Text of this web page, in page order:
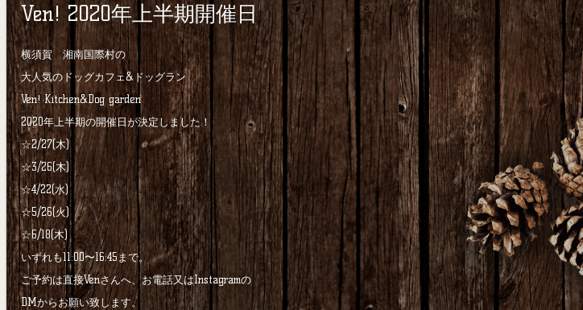
Ven! 2020年上半期開催日
横須賀 湘南国際村の
大人気のドッグカフェ&ドッグラン
Ven! Kitchen&Dog garden
2020年上半期の開催日が決定しました！
☆2/27(木)
☆3/26(木)
☆4/22(水)
☆5/26(火)
☆6/18(木)
いずれも11:00〜16:45まで。
ご予約は直接Venさんへ、お電話又はInstagramの
DMからお願い致します。